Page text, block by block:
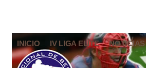
INICIO IV LIGA ELITE NOTICIAS